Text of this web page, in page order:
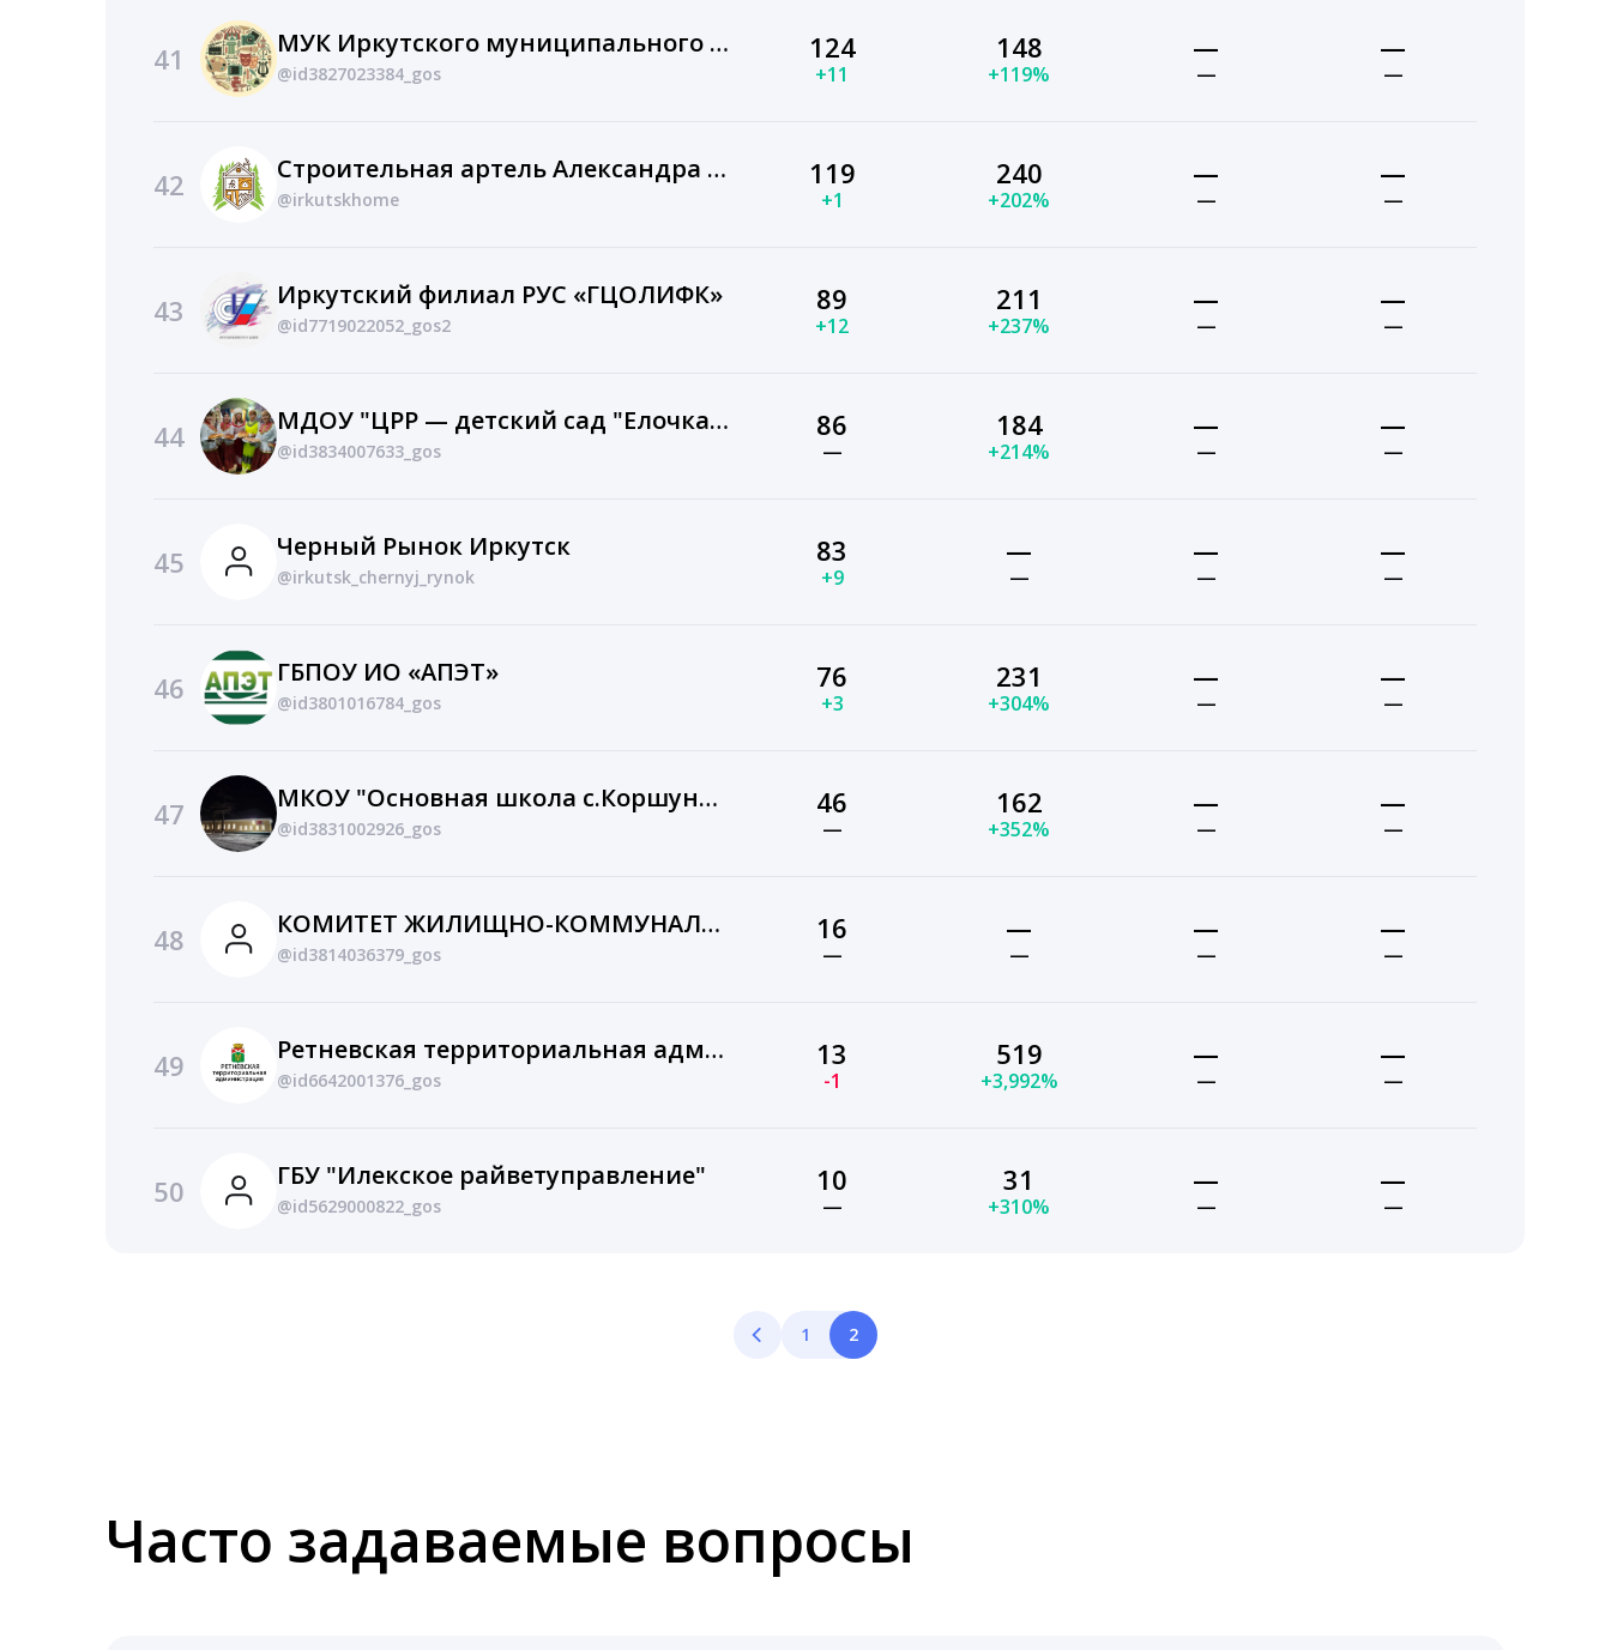
41 МУК Иркутского муниципального округа "ЛКСК"
@id3827023384_gos
124
+11
148
+119%
—
—
—
—
42 Строительная артель Александра Войткевича
@irkutskhome
119
+1
240
+202%
—
—
—
—
43 Иркутский филиал РУС «ГЦОЛИФК»
@id7719022052_gos2
89
+12
211
+237%
—
—
—
—
44 МДОУ "ЦРР — детский сад "Елочка"г.Железногорск-Илимский, Иркутская область.Нижнеилимский муниципальный округ
@id3834007633_gos
86
—
184
+214%
—
—
—
—
45 Черный Рынок Иркутск
@irkutsk_chernyj_rynok
83
+9
—
—
—
—
—
—
46 ГБПОУ ИО «АПЭТ»
@id3801016784_gos
76
+3
231
+304%
—
—
—
—
47 МКОУ "Основная школа с.Коршуново"
@id3831002926_gos
46
—
162
+352%
—
—
—
—
48 КОМИТЕТ ЖИЛИЩНО-КОММУНАЛЬНОГО ХОЗЯЙСТВА, ТРАНСПОРТА И СВЯЗИ АДМИНИСТРАЦИИ ЗИМИНСКОГО ГОРОДСКОГО ОКРУГА ИРКУТСКОЙ ОБЛАСТИ
@id3814036379_gos
16
—
—
—
—
—
—
—
49 Ретневская территориальная администрация
@id6642001376_gos
13
-1
519
+3,992%
—
—
—
—
50 ГБУ "Илекское райветуправление"
@id5629000822_gos
10
—
31
+310%
—
—
—
—
1 2
Часто задаваемые вопросы